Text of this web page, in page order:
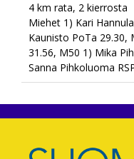
4 km rata, 2 kierrosta
Miehet 1) Kari
Kaunisto PoTa 29.30,
31.56, M50 1) Mika
Sanna Pihkoluoma